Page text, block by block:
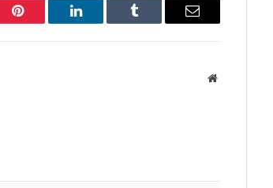
Pinterest LinkedIn Tumblr Имэйл
Вэбсайт